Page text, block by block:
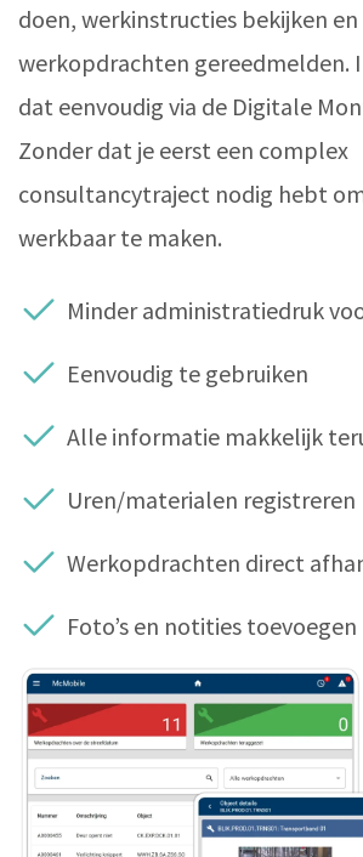
doen, werkinstructies bekijken en
werkopdrachten gereedmelden.
dat eenvoudig via de Digitale
Zonder dat je eerst een complex
consultancytraject nodig hebt
werkbaar te maken.
Minder administratiedruk
Eenvoudig te gebruiken
Alle informatie makkelijk
Uren/materialen registreren
Werkopdrachten direct
Foto’s en notities toevoegen